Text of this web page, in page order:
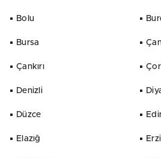
Bolu
Bursa
Çankırı
Denizli
Düzce
Elazığ